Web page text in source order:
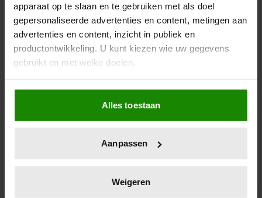
apparaat op te slaan en te gebruiken met als doel
gepersonaliseerde advertenties en content, metingen aan
advertenties en content, inzicht in publiek en
productontwikkeling. U kunt kiezen wie uw gegevens
gebruikt en met welke doelen.
Als u het toestaat, willen we ook graag:
Informatie verzamelen over uw geografische locatie,
die tot een paar meter nauwkeurig kan zijn
op specifieke eigenschappen (fingerprinting)
verwerkt en stel uw voorkeuren in het
Alles toestaan
Aanpassen
Weigeren
Abonneren
Digitaal lezen
Los kopen